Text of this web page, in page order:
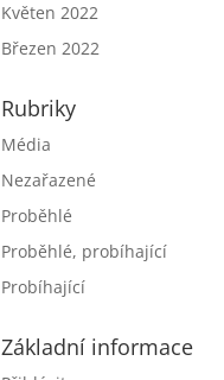
Květen 2022
Březen 2022
Rubriky
Média
Nezařazené
Proběhlé
Proběhlé, probíhající
Probíhající
Základní informace